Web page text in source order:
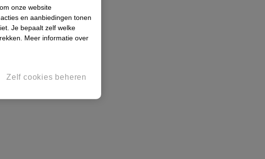
onze website
en aanbiedingen tonen
Je bepaalt zelf welke
Meer informatie over
Zelf cookies beheren